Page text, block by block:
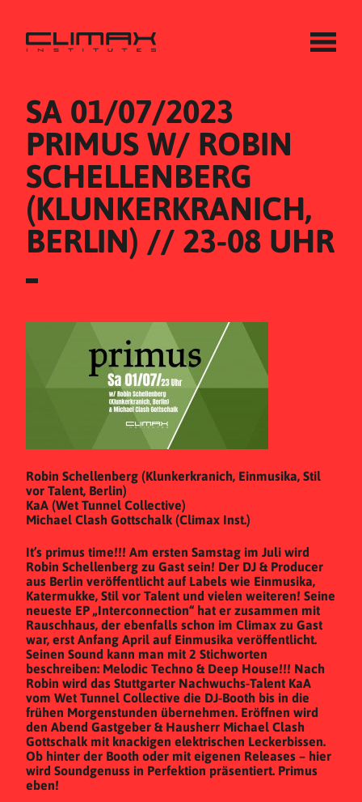
SA 01/07/2023
PRIMUS W/ ROBIN
SCHELLENBERG
(KLUNKERKRANICH,
BERLIN) // 23-08 UHR
Robin Schellenberg (Klunkerkranich, Einmusika, Stil
vor Talent, Berlin)
KaA (Wet Tunnel Collective)
Michael Clash Gottschalk (Climax Inst.)
It’s primus time!!! Am ersten Samstag im Juli wird
Robin Schellenberg zu Gast sein! Der DJ & Producer
aus Berlin veröffentlicht auf Labels wie Einmusika,
Katermukke, Stil vor Talent und vielen weiteren! Seine
neueste EP „Interconnection“ hat er zusammen mit
Rauschhaus, der ebenfalls schon im Climax zu Gast
war, erst Anfang April auf Einmusika veröffentlicht.
Seinen Sound kann man mit 2 Stichworten
beschreiben: Melodic Techno & Deep House!!! Nach
Robin wird das Stuttgarter Nachwuchs-Talent KaA
vom Wet Tunnel Collective die DJ-Booth bis in die
frühen Morgenstunden übernehmen. Eröffnen wird
den Abend Gastgeber & Hausherr Michael Clash
Gottschalk mit knackigen elektrischen Leckerbissen.
Ob hinter der Booth oder mit eigenen Releases – hier
wird Soundgenuss in Perfektion präsentiert. Primus
eben!